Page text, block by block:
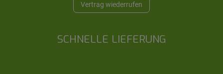
Vertrag wiederrufen
SCHNELLE LIEFERUNG